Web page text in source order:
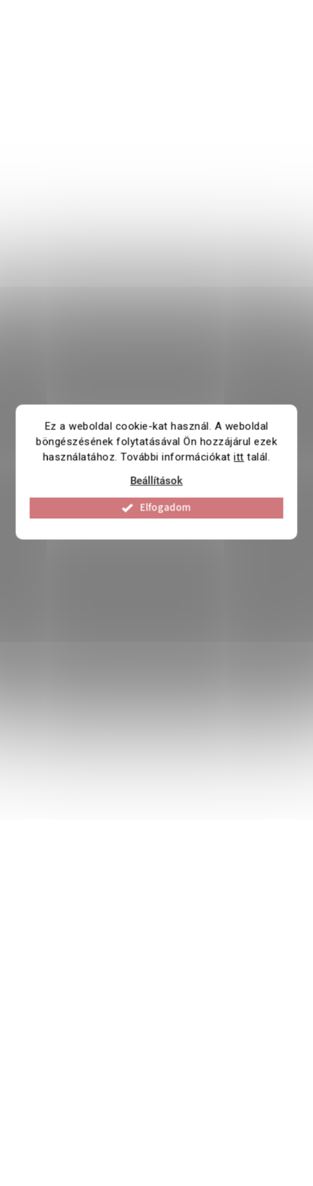
Ez a weboldal cookie-kat használ. A weboldal
böngészésének folytatásával Ön hozzájárul ezek
használatához. További információkatitt talál.
Beállítások
Elfogadom